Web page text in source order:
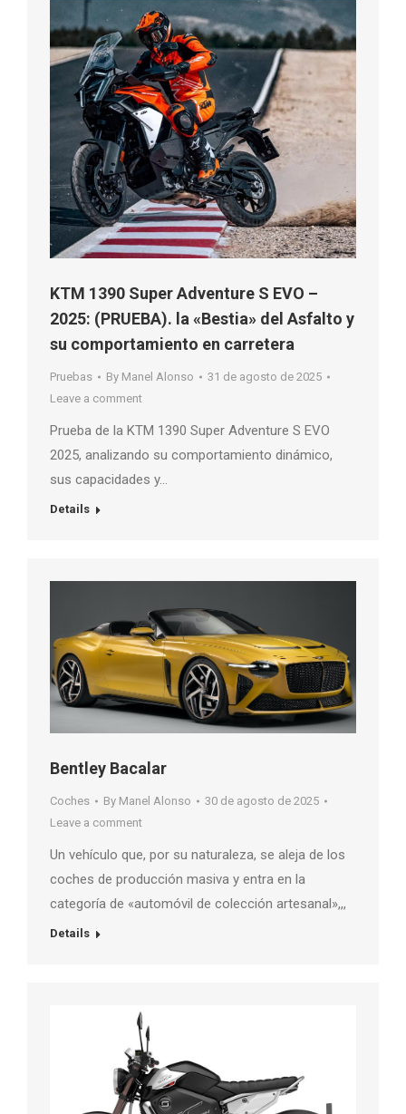
KTM 1390 Super Adventure S EVO –
2025: (PRUEBA). la «Bestia» del Asfalto y
su comportamiento en carretera
Pruebas By Manel Alonso
31 de agosto de 2025
Leave a comment
Prueba de la KTM 1390 Super Adventure S EVO
2025, analizando su comportamiento dinámico,
sus capacidades y…
Details
Bentley Bacalar
Coches By Manel Alonso
30 de agosto de 2025
Leave a comment
Un vehículo que, por su naturaleza, se aleja de los
coches de producción masiva y entra en la
categoría de «automóvil de colección artesanal»,,,
Details